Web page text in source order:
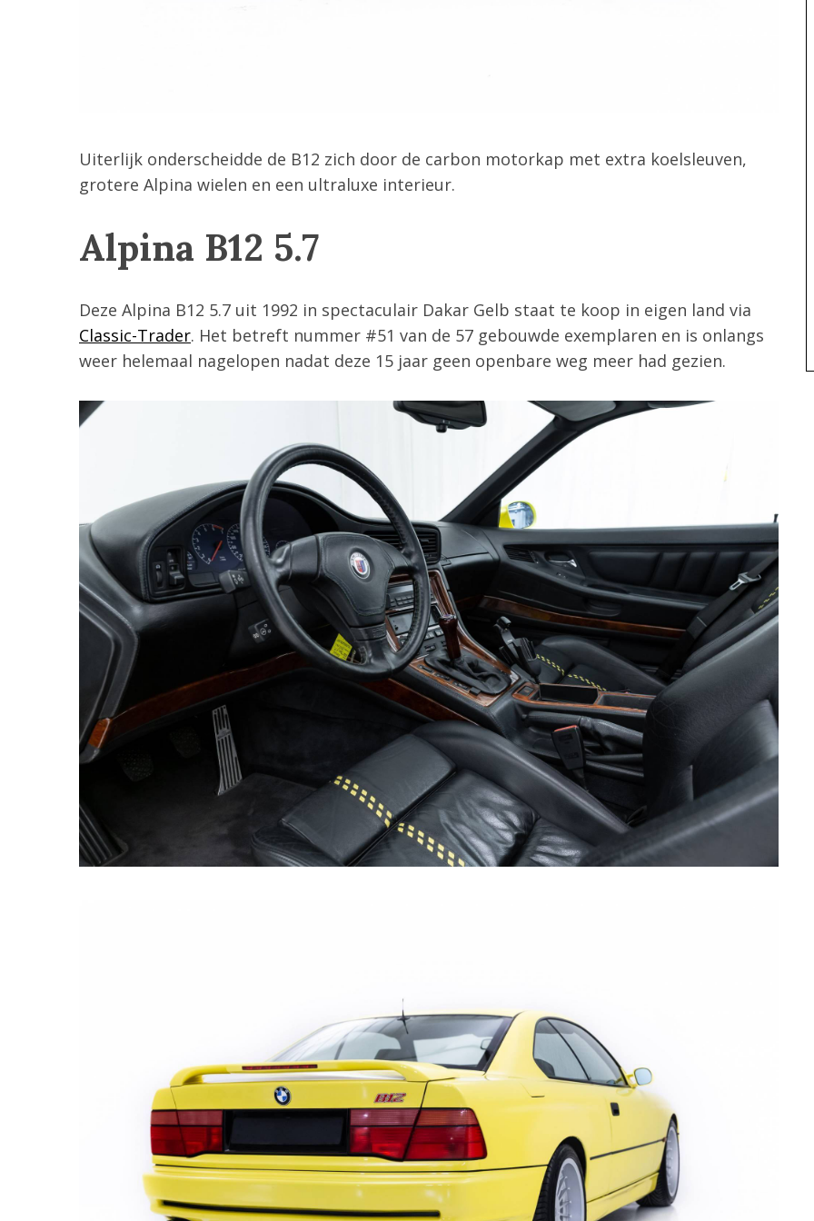
Uiterlijk onderscheidde de B12 zich door de carbon motorkap met extra koelsleuven,
grotere Alpina wielen en een ultraluxe interieur.
Alpina B12 5.7
Deze Alpina B12 5.7 uit 1992 in spectaculair Dakar Gelb staat te koop in eigen land via
Classic-Trader. Het betreft nummer #51 van de 57 gebouwde exemplaren en is onlangs
weer helemaal nagelopen nadat deze 15 jaar geen openbare weg meer had gezien.